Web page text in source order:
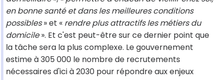
en bonne santé et dans les meilleures conditions
possibles» et « rendre plus attractifs les métiers du
domicile». Et c'est peut-être sur ce dernier point que
la tâche sera la plus complexe. Le gouvernement
estime à 305 000 le nombre de recrutements
nécessaires d'ici à 2030 pour répondre aux enjeux